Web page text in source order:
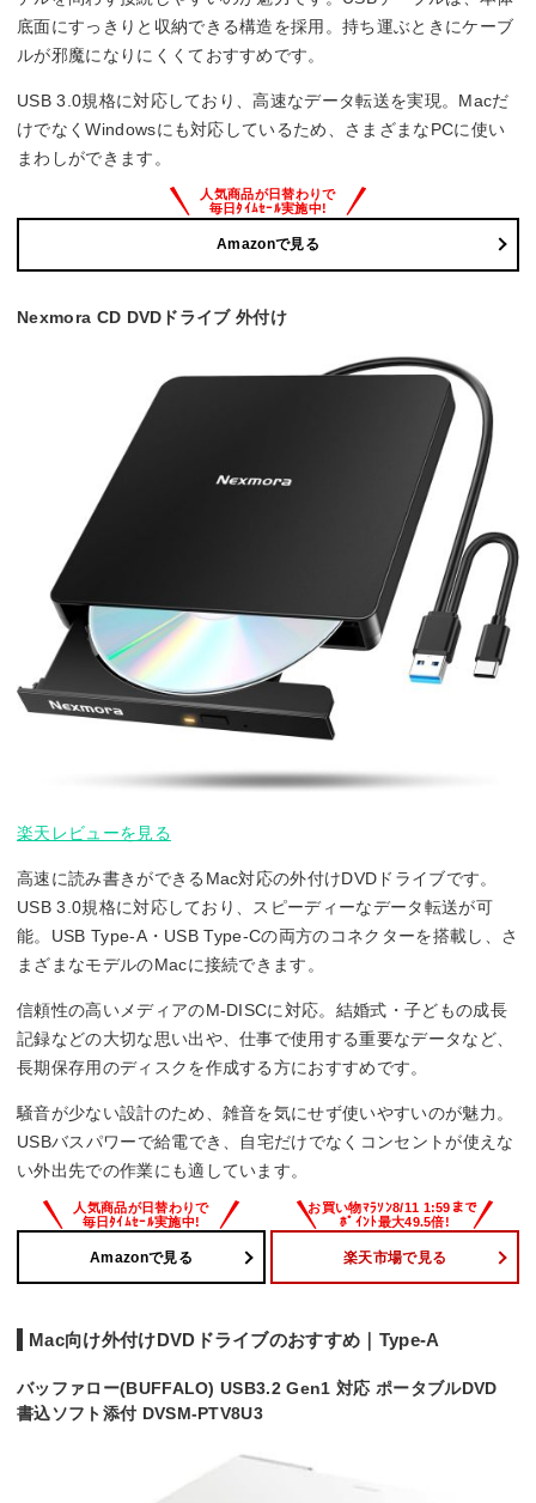
底面にすっきりと収納できる構造を採用。持ち運ぶときにケーブ
ルが邪魔になりにくくておすすめです。
USB 3.0規格に対応しており、高速なデータ転送を実現。Macだ
けでなくWindowsにも対応しているため、さまざまなPCに使い
まわしができます。
Amazonで見る
Nexmora CD DVDドライブ 外付け
楽天レビューを見る
高速に読み書きができるMac対応の外付けDVDドライブです。
USB 3.0規格に対応しており、スピーディーなデータ転送が可
能。USB Type-A・USB Type-Cの両方のコネクターを搭載し、さ
まざまなモデルのMacに接続できます。
信頼性の高いメディアのM-DISCに対応。結婚式・子どもの成長
記録などの大切な思い出や、仕事で使用する重要なデータなど、
長期保存用のディスクを作成する方におすすめです。
騒音が少ない設計のため、雑音を気にせず使いやすいのが魅力。
USBバスパワーで給電でき、自宅だけでなくコンセントが使えな
い外出先での作業にも適しています。
Amazonで見る 楽天市場で見る
Mac向け外付けDVDドライブのおすすめ｜Type-A
バッファロー(BUFFALO) USB3.2 Gen1 対応 ポータブルDVD
書込ソフト添付 DVSM-PTV8U3